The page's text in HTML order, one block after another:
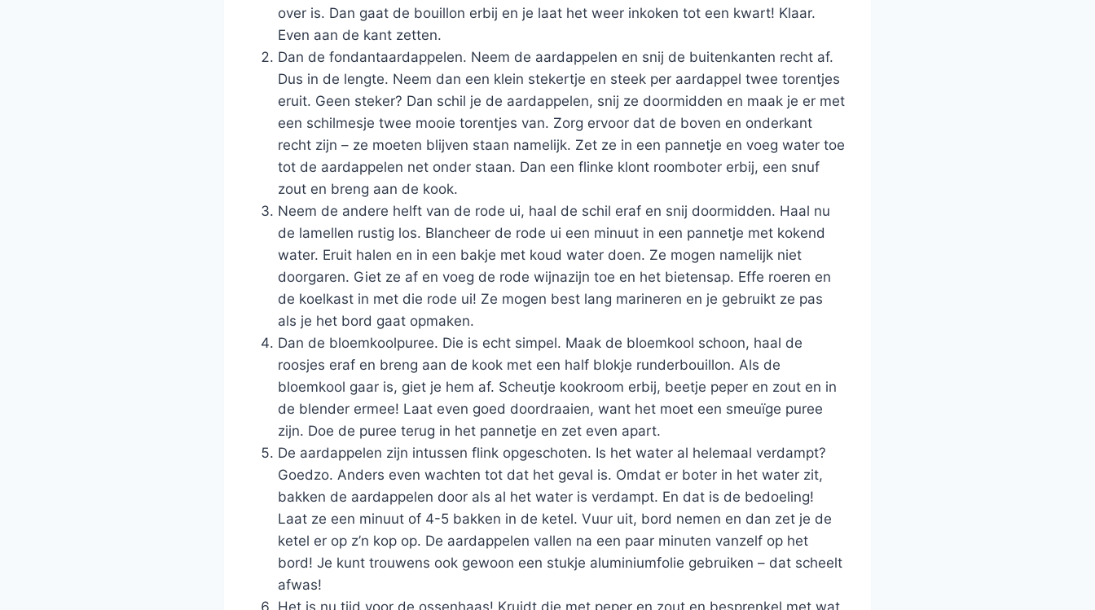
over is. Dan gaat de bouillon erbij en je laat het weer inkoken tot een kwart! Klaar.
Even aan de kant zetten.
Dan de fondantaardappelen. Neem de aardappelen en snij de buitenkanten recht af.
Dus in de lengte. Neem dan een klein stekertje en steek per aardappel twee torentjes
eruit. Geen steker? Dan schil je de aardappelen, snij ze doormidden en maak je er met
een schilmesje twee mooie torentjes van. Zorg ervoor dat de boven en onderkant
recht zijn – ze moeten blijven staan namelijk. Zet ze in een pannetje en voeg water toe
tot de aardappelen net onder staan. Dan een flinke klont roomboter erbij, een snuf
zout en breng aan de kook.
Neem de andere helft van de rode ui, haal de schil eraf en snij doormidden. Haal nu
de lamellen rustig los. Blancheer de rode ui een minuut in een pannetje met kokend
water. Eruit halen en in een bakje met koud water doen. Ze mogen namelijk niet
doorgaren. Giet ze af en voeg de rode wijnazijn toe en het bietensap. Effe roeren en
de koelkast in met die rode ui! Ze mogen best lang marineren en je gebruikt ze pas
als je het bord gaat opmaken.
Dan de bloemkoolpuree. Die is echt simpel. Maak de bloemkool schoon, haal de
roosjes eraf en breng aan de kook met een half blokje runderbouillon. Als de
bloemkool gaar is, giet je hem af. Scheutje kookroom erbij, beetje peper en zout en in
de blender ermee! Laat even goed doordraaien, want het moet een smeuïge puree
zijn. Doe de puree terug in het pannetje en zet even apart.
De aardappelen zijn intussen flink opgeschoten. Is het water al helemaal verdampt?
Goedzo. Anders even wachten tot dat het geval is. Omdat er boter in het water zit,
bakken de aardappelen door als al het water is verdampt. En dat is de bedoeling!
Laat ze een minuut of 4-5 bakken in de ketel. Vuur uit, bord nemen en dan zet je de
ketel er op z’n kop op. De aardappelen vallen na een paar minuten vanzelf op het
bord! Je kunt trouwens ook gewoon een stukje aluminiumfolie gebruiken – dat scheelt
afwas!
Het is nu tijd voor de ossenhaas! Kruidt die met peper en zout en besprenkel met wat